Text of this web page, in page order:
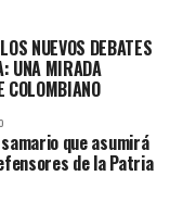
NUEVOS DEBATES
UNA MIRADA
COLOMBIANO
que asumirá
de la Patria